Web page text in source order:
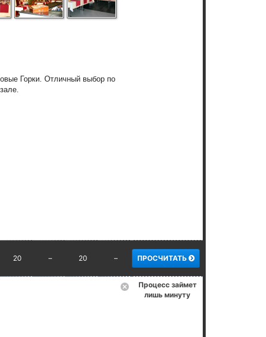
Горки. Отличный выбор по
20 – 20 – ПРОСЧИТАТЬ
Процесс займет
лишь минуту